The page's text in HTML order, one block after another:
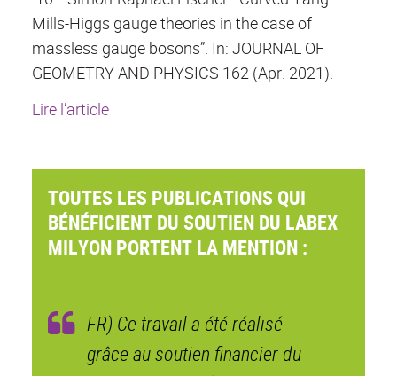
Mills-Higgs gauge theories in the case of
massless gauge bosons”. In: JOURNAL OF
GEOMETRY AND PHYSICS 162 (Apr. 2021).
Lire l’article
TOUTES LES PUBLICATIONS QUI
BÉNÉFICIENT DU SOUTIEN DU LABEX
MILYON PORTENT LA MENTION :
FR) Ce travail a été réalisé
grâce au soutien financier du